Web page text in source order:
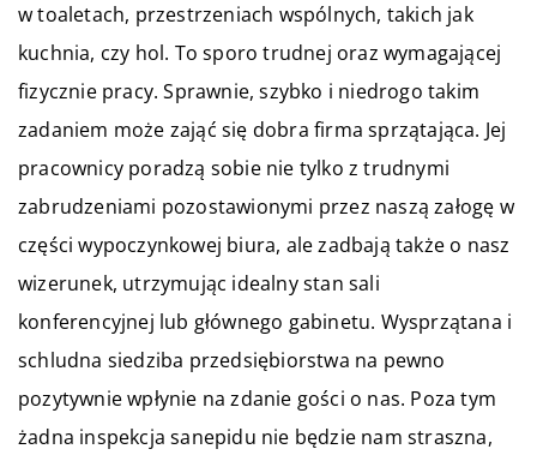
w toaletach, przestrzeniach wspólnych, takich jak
kuchnia, czy hol. To sporo trudnej oraz wymagającej
fizycznie pracy. Sprawnie, szybko i niedrogo takim
zadaniem może zająć się dobra firma sprzątająca. Jej
pracownicy poradzą sobie nie tylko z trudnymi
zabrudzeniami pozostawionymi przez naszą załogę w
części wypoczynkowej biura, ale zadbają także o nasz
wizerunek, utrzymując idealny stan sali
konferencyjnej lub głównego gabinetu. Wysprzątana i
schludna siedziba przedsiębiorstwa na pewno
pozytywnie wpłynie na zdanie gości o nas. Poza tym
żadna inspekcja sanepidu nie będzie nam straszna,